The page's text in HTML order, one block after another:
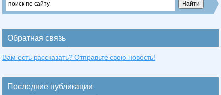
Обратная связь
Вам есть рассказать? Отправьте свою новость!
Последние публикации